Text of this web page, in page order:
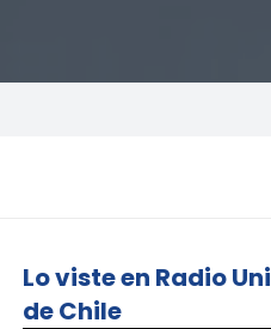
Lo viste en Radio
de Chile